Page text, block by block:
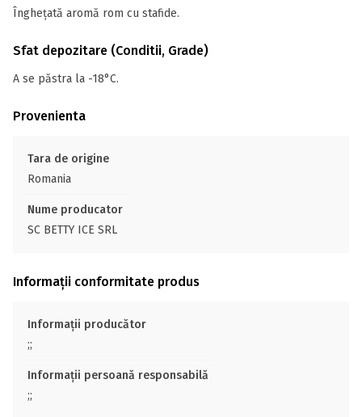
Înghețată aromă rom cu stafide.
Sfat depozitare (Conditii, Grade)
A se păstra la -18°C.
Provenienta
Tara de origine
Romania
Nume producator
SC BETTY ICE SRL
Informații conformitate produs
Informații producător
;;
Informații persoană responsabilă
;;